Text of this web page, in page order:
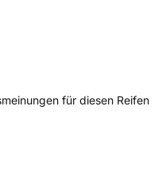
für diesen Reifen